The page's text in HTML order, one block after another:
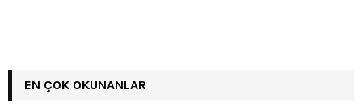
EN ÇOK OKUNANLAR